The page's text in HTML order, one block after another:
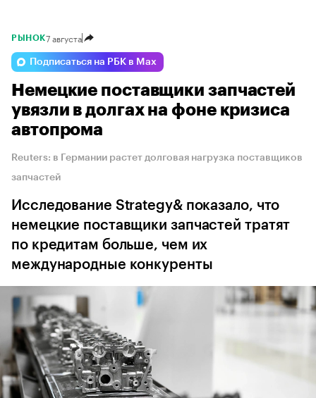
РЫНОК7 августа
Подписаться на РБК в Max
Немецкие поставщики запчастей
увязли в долгах на фоне кризиса
автопрома
Reuters: в Германии растет долговая нагрузка поставщиков
запчастей
Исследование Strategy& показало, что
немецкие поставщики запчастей тратят
по кредитам больше, чем их
международные конкуренты